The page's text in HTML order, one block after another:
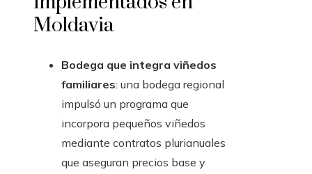
Moldavia
Bodega que integra viñedos
familiares: una bodega regional
impulsó un programa que
incorpora pequeños viñedos
mediante contratos plurianuales
que aseguran precios base y